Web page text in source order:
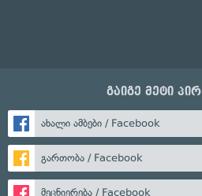
გაიგე მეტი
ახალი ამბები / Facebook
გართობა / Facebook
მეცნიერება / Facebook